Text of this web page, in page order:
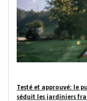
Testé et approuvé: le
séduit les jardiniers